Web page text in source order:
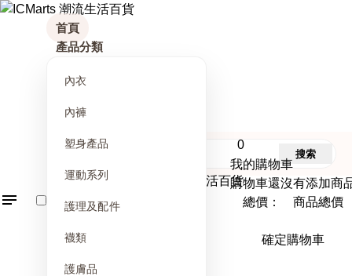
首頁
產品分類
內衣
內褲
塑身產品
運動系列
護理及配件
襪類
護膚品
0
我的購物車
購物車還沒有添加商
總價： 商品總價
確定購物車
搜索